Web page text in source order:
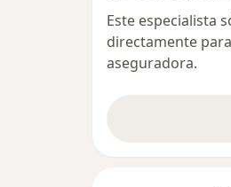
Este especialista
directamente
aseguradora.